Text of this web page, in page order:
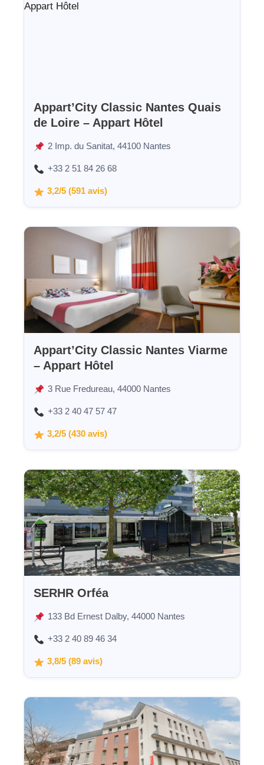
Appart’City Classic Nantes Quais
de Loire – Appart Hôtel
2 Imp. du Sanitat, 44100 Nantes
+33 2 51 84 26 68
3,2/5 (591 avis)
Appart’City Classic Nantes Viarme
– Appart Hôtel
3 Rue Fredureau, 44000 Nantes
+33 2 40 47 57 47
3,2/5 (430 avis)
SERHR Orféa
133 Bd Ernest Dalby, 44000 Nantes
+33 2 40 89 46 34
3,8/5 (89 avis)